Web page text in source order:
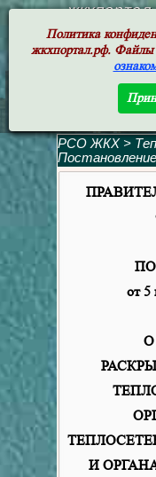
РСО ЖКХ>
Постановление
от 5
О
И
Политика
жкхпортал.рф. Файлы